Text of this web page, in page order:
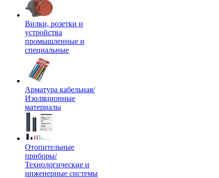
Вилки, розетки и
устройства
промышленные и
специальные
Арматура кабельная/
Изоляционные
материалы
Отопительные
приборы/
Технологические и
инженерные системы